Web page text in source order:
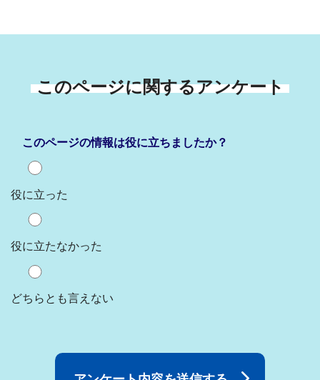
このページに関するアンケート
このページの情報は役に立ちましたか？
役に立った
役に立たなかった
どちらとも言えない